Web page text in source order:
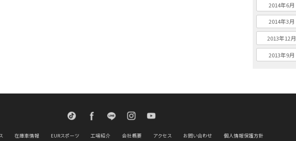
2014年6月
2014年3月
2013年12月
2013年9月
TikTok FacebookLINE
在庫車情報 EURスポーツ 工場紹介 会社概要 アクセス お問い合わせ 個人情報保護方針